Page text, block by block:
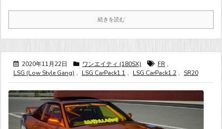
続きを読む
2020年11月22日 ワンエイティ (180SX) FR ,
LSG (Low Style Gang) , LSG CarPack1.1 , LSG CarPack1.2 , SR20